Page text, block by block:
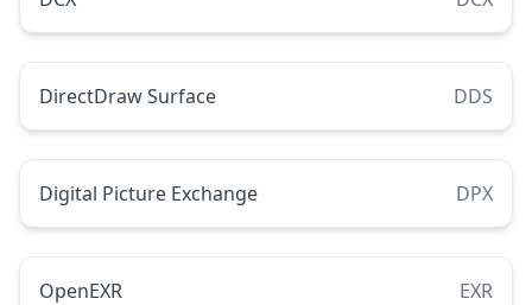
DirectDraw Surface DDS
Digital Picture Exchange DPX
OpenEXR EXR